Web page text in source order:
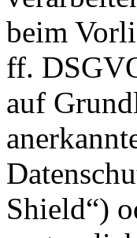
beim
ff.
auf
Shield“)